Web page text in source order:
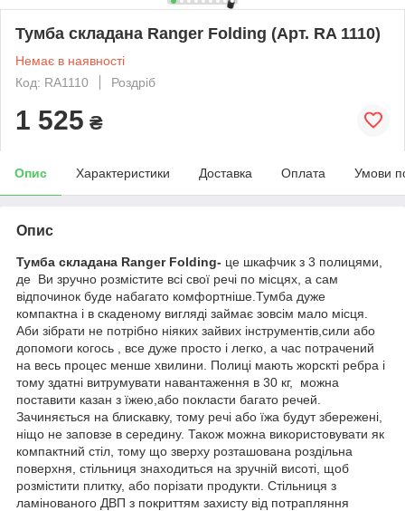
Тумба складaна Ranger Folding (Арт. RA 1110)
Немає в наявності
Код: RA1110
Роздріб
1 525 ₴
Опис Характеристики Доставка Оплата Умови
Опис
Тумба складана Ranger Folding- це шкафчик з 3 полицями,
де Ви зручно розмістите всі свої речі по місцях, а сам
відпочинок буде набагато комфортніше.Тумба дуже
компактна і в скаденому вигляді займає зовсім мало місця.
Аби зібрати не потрібно ніяких зайвих інструментів,сили або
допомоги когось , все дуже просто і легко, а час потрачений
на весь процес менше хвилини. Полиці мають жорскті ребра і
тому здатні витрумувати навантаження в 30 кг, можна
поставити казан з їжею,або покласти багато речей.
Зачиняється на блискавку, тому речі або їжа будут збережені,
ніщо не заповзе в середину. Також можна використовувати як
компактний стіл, тому що зверху розташована роздільна
поверхня, стільниця знаходиться на зручній висоті, щоб
розмістити плитку, або порізати продукти. Стільниця з
ламінованого ДВП з покриттям захисту від потрапляння